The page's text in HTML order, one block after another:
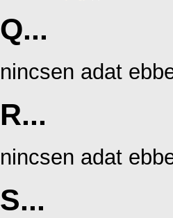
Q...
nincsen adat
R...
nincsen adat
S...